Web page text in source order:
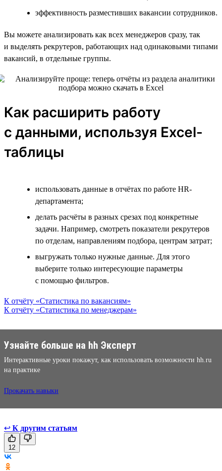
эффективность разместивших вакансии сотрудников.
Вы можете анализировать как всех менеджеров сразу, так
и выделять рекрутеров, работающих над одинаковыми типами
вакансий, в отдельные группы.
Как расширить работу
с данными, используя Excel-
таблицы
использовать данные в отчётах по работе HR-
департамента;
делать расчёты в разных срезах под конкретные
задачи. Например, смотреть показатели рекрутеров
по отделам, направлениям подбора, центрам затрат;
выгружать только нужные данные. Для этого
выберите только интересующие параметры
с помощью фильтров.
К отчёту «Статистика по вакансиям»
К отчёту «Статистика по менеджерам»
Узнайте больше на hh Эксперт
Интерактивные уроки покажут, как использовать возможности hh.ru
на практике
Прокачать навыки
↩ К другим статьям
12